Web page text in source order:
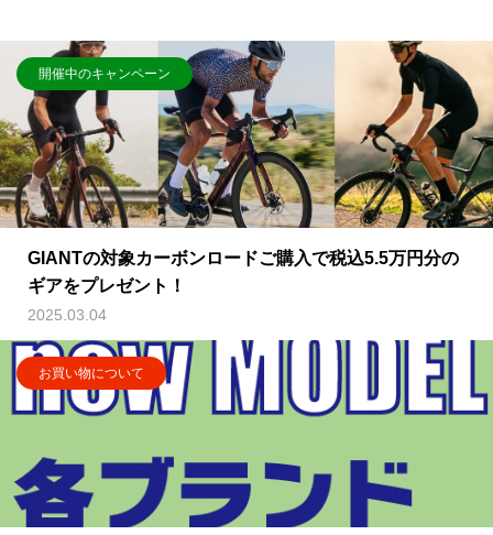
開催中のキャンペーン
GIANTの対象カーボンロードご購入で税込5.5万円分の
ギアをプレゼント！
2025.03.04
お買い物について